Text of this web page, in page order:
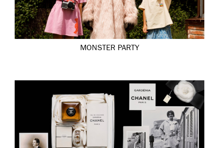
MONSTER PARTY